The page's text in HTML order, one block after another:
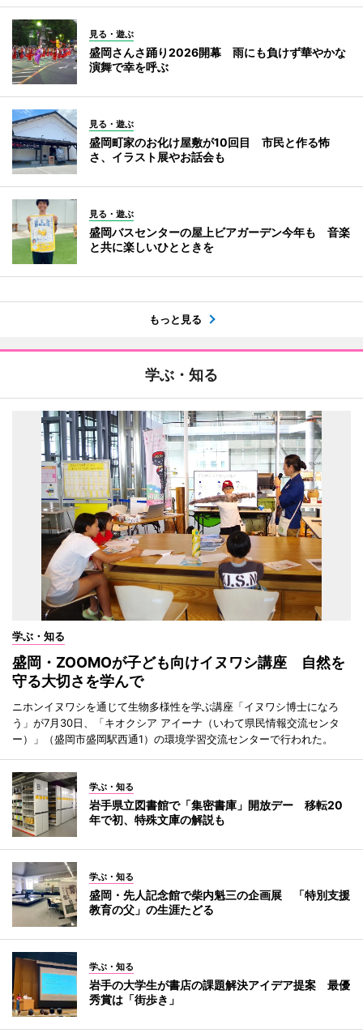
見る・遊ぶ
盛岡さんさ踊り2026開幕 雨にも負けず華やかな
演舞で幸を呼ぶ
見る・遊ぶ
盛岡町家のお化け屋敷が10回目 市民と作る怖
さ、イラスト展やお話会も
見る・遊ぶ
盛岡バスセンターの屋上ビアガーデン今年も 音楽
と共に楽しいひとときを
もっと見る
学ぶ・知る
学ぶ・知る
盛岡・ZOOMOが子ども向けイヌワシ講座 自然を
守る大切さを学んで
ニホンイヌワシを通じて生物多様性を学ぶ講座「イヌワシ博士になろ
う」が7月30日、「キオクシア アイーナ（いわて県民情報交流センタ
ー）」（盛岡市盛岡駅西通1）の環境学習交流センターで行われた。
学ぶ・知る
岩手県立図書館で「集密書庫」開放デー 移転20
年で初、特殊文庫の解説も
学ぶ・知る
盛岡・先人記念館で柴内魁三の企画展 「特別支援
教育の父」の生涯たどる
学ぶ・知る
岩手の大学生が書店の課題解決アイデア提案 最優
秀賞は「街歩き」